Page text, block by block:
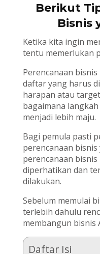
Berikut
Bisnis
Ketika kita ingin
tentu memerlukan
Perencanaan
daftar yang harus
harapan atau
bagaimana
menjadi lebih maju.
Bagi pemula pasti
perencanaan
perencanaan
diperhatikan dan
dilakukan.
Sebelum memulai
terlebih dahulu
membangun bisnis
Daftar Isi